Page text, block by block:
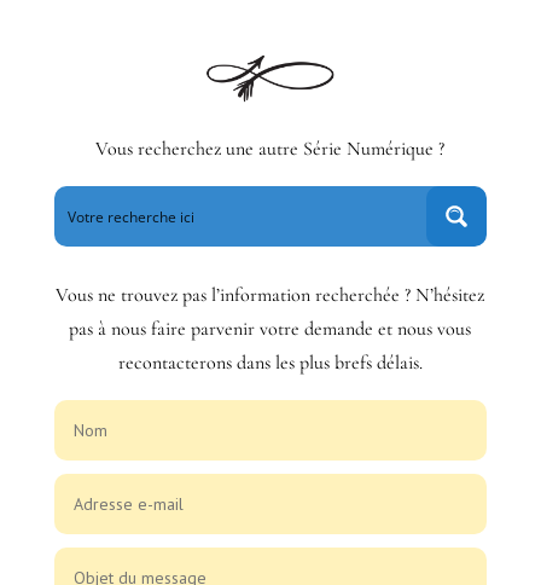
Vous recherchez une autre Série Numérique ?
Vous ne trouvez pas l’information recherchée ? N’hésitez
pas à nous faire parvenir votre demande et nous vous
recontacterons dans les plus brefs délais.